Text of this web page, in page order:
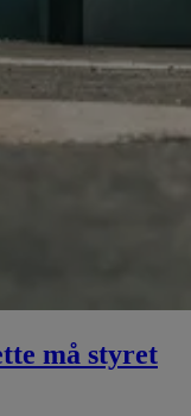
må styret